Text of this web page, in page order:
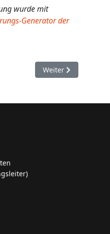
wurde mit
Generator der
Nächster Beitrag:
Weiter